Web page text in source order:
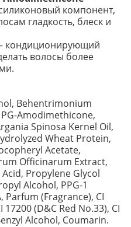
компонент,
гладкость, блеск и
кондиционирующий
волосы более
Behentrimonium
Amodimethicone,
Spinosa Kernel Oil,
Wheat Protein,
Acetate,
Officinarum Extract,
Propylene Glycol
Alcohol, PPG-1
Parfum (Fragrance), CI
17200 (D&C Red No.33), CI
Alcohol, Coumarin.